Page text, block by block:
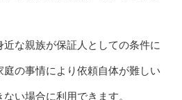
な親族が保証人としての条件に
の事情により依頼自体が難しい
い場合に利用できます。